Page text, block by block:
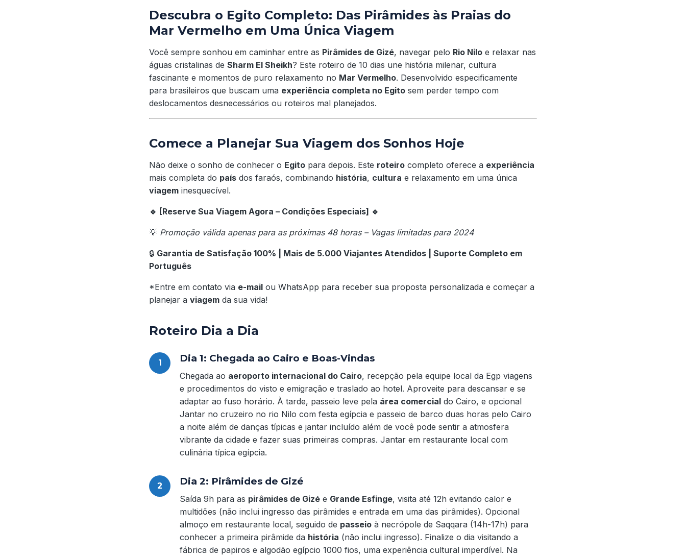
Descubra o Egito Completo: Das Pirâmides às Praias do
Mar Vermelho em Uma Única Viagem
Você sempre sonhou em caminhar entre as Pirâmides de Gizé, navegar pelo Rio Nilo e relaxar nas
águas cristalinas de Sharm El Sheikh? Este roteiro de 10 dias une história milenar, cultura
fascinante e momentos de puro relaxamento no Mar Vermelho. Desenvolvido especificamente
para brasileiros que buscam uma experiência completa no Egito sem perder tempo com
deslocamentos desnecessários ou roteiros mal planejados.
Comece a Planejar Sua Viagem dos Sonhos Hoje
Não deixe o sonho de conhecer o Egito para depois. Este roteiro completo oferece a experiência
mais completa do país dos faraós, combinando história, cultura e relaxamento em uma única
viagem inesquecível.
🔹 [Reserve Sua Viagem Agora – Condições Especiais] 🔹
💡 Promoção válida apenas para as próximas 48 horas – Vagas limitadas para 2024
🔒 Garantia de Satisfação 100% | Mais de 5.000 Viajantes Atendidos | Suporte Completo em
Português
*Entre em contato via e-mail ou WhatsApp para receber sua proposta personalizada e começar a
planejar a viagem da sua vida!
Roteiro Dia a Dia
Dia 1: Chegada ao Cairo e Boas-Vindas
Chegada ao aeroporto internacional do Cairo, recepção pela equipe local da Egp viagens
e procedimentos do visto e emigração e traslado ao hotel. Aproveite para descansar e se
adaptar ao fuso horário. À tarde, passeio leve pela área comercial do Cairo, e opcional
Jantar no cruzeiro no rio Nilo com festa egípcia e passeio de barco duas horas pelo Cairo
a noite além de danças típicas e jantar incluído além de você pode sentir a atmosfera
vibrante da cidade e fazer suas primeiras compras. Jantar em restaurante local com
culinária típica egípcia.
Dia 2: Pirâmides de Gizé
Saída 9h para as pirâmides de Gizé e Grande Esfinge, visita até 12h evitando calor e
multidões (não inclui ingresso das pirâmides e entrada em uma das pirâmides). Opcional
almoço em restaurante local, seguido de passeio à necrópole de Saqqara (14h-17h) para
conhecer a primeira pirâmide da história (não inclui ingresso). Finalize o dia visitando a
fábrica de papiros e algodão egípcio 1000 fios, uma experiência cultural imperdível. Na